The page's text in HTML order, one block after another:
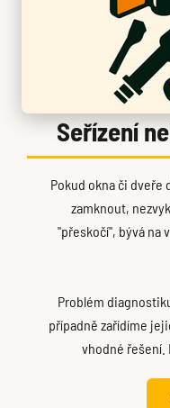
Seřízení
Pokud okna či dveře
zamknout,
"přeskočí", bývá na
Problém
případně zařídíme
vhodné řešení.